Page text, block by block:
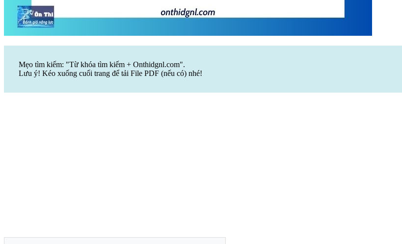
Mẹo tìm kiếm: "Từ khóa tìm kiếm + Onthidgnl.com".
Lưu ý! Kéo xuống cuối trang để tải File PDF (nếu có) nhé!